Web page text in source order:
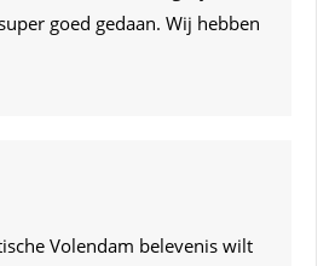
goed gedaan. Wij hebben
Volendam belevenis wilt